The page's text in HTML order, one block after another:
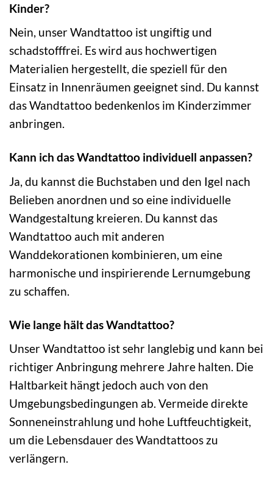
Kinder?
Nein, unser Wandtattoo ist ungiftig und
schadstofffrei. Es wird aus hochwertigen
Materialien hergestellt, die speziell für den
Einsatz in Innenräumen geeignet sind. Du kannst
das Wandtattoo bedenkenlos im Kinderzimmer
anbringen.
Kann ich das Wandtattoo individuell anpassen?
Ja, du kannst die Buchstaben und den Igel nach
Belieben anordnen und so eine individuelle
Wandgestaltung kreieren. Du kannst das
Wandtattoo auch mit anderen
Wanddekorationen kombinieren, um eine
harmonische und inspirierende Lernumgebung
zu schaffen.
Wie lange hält das Wandtattoo?
Unser Wandtattoo ist sehr langlebig und kann bei
richtiger Anbringung mehrere Jahre halten. Die
Haltbarkeit hängt jedoch auch von den
Umgebungsbedingungen ab. Vermeide direkte
Sonneneinstrahlung und hohe Luftfeuchtigkeit,
um die Lebensdauer des Wandtattoos zu
verlängern.